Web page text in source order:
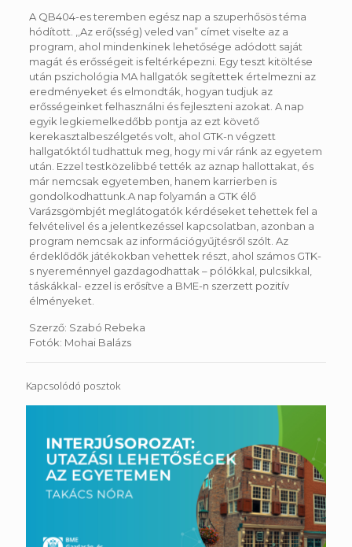
A QB404-es teremben egész nap a szuperhősös téma
hódított. ,,Az erő(sség) veled van” címet viselte az a
program, ahol mindenkinek lehetősége adódott saját
magát és erősségeit is feltérképezni. Egy teszt kitöltése
után pszichológia MA hallgatók segítettek értelmezni az
eredményeket és elmondták, hogyan tudjuk az
erősségeinket felhasználni és fejleszteni azokat. A nap
egyik legkiemelkedőbb pontja az ezt követő
kerekasztalbeszélgetés volt, ahol GTK-n végzett
hallgatóktól tudhattuk meg, hogy mi vár ránk az egyetem
után. Ezzel testközelibbé tették az aznap hallottakat, és
már nemcsak egyetemben, hanem karrierben is
gondolkodhattunk.A nap folyamán a GTK élő
Varázsgömbjét meglátogatók kérdéseket tehettek fel a
felvételivel és a jelentkezéssel kapcsolatban, azonban a
program nemcsak az információgyűjtésről szólt. Az
érdeklődők játékokban vehettek részt, ahol számos GTK-
s nyereménnyel gazdagodhattak – pólókkal, pulcsikkal,
táskákkal- ezzel is erősítve a BME-n szerzett pozitív
élményeket.
Szerző: Szabó Rebeka
Fotók: Mohai Balázs
Kapcsolódó posztok